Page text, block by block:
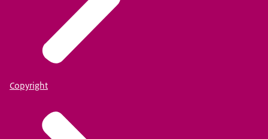
Copyright